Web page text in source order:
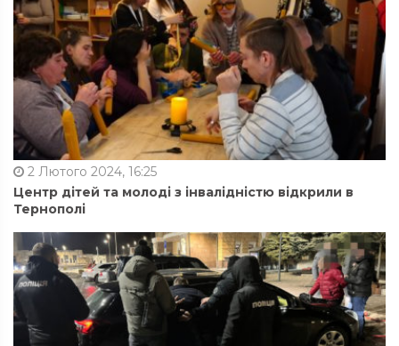
2 Лютого 2024, 16:25
Центр дітей та молоді з інвалідністю відкрили в
Тернополі